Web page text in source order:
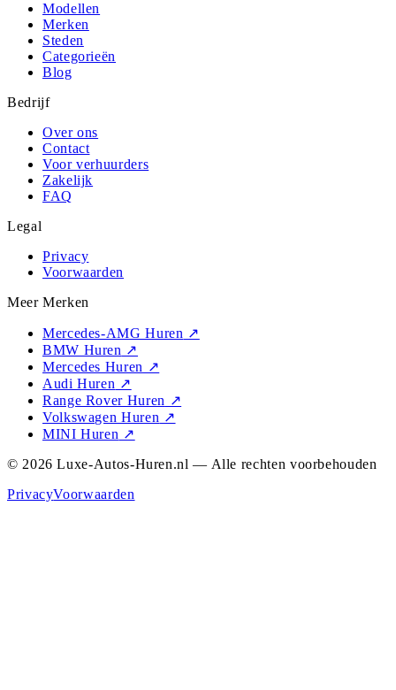
Modellen
Merken
Steden
Categorieën
Blog
Bedrijf
Over ons
Contact
Voor verhuurders
Zakelijk
FAQ
Legal
Privacy
Voorwaarden
Meer Merken
Mercedes-AMG Huren ↗
BMW Huren ↗
Mercedes Huren ↗
Audi Huren ↗
Range Rover Huren ↗
Volkswagen Huren ↗
MINI Huren ↗
© 2026 Luxe-Autos-Huren.nl — Alle rechten voorbehouden
PrivacyVoorwaarden